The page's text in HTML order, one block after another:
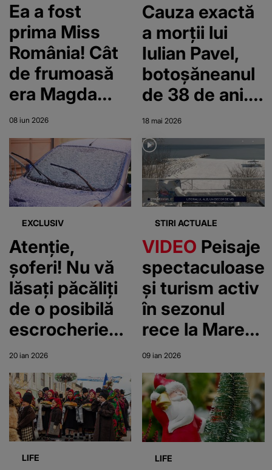
Ea a fost
prima Miss
România! Cât
de frumoasă
era Magda
Demetrescu
08 iun 2026
Cauza exactă
a morții lui
Iulian Pavel,
botoșăneanul
de 38 de ani.
Raportul
medicilor
legiști a fost
contestat de
familie
18 mai 2026
EXCLUSIV
Atenție,
șoferi! Nu vă
lăsați păcăliți
de o posibilă
escrocherie
de sezon
20 ian 2026
STIRI ACTUALE
VIDEO Peisaje
spectaculoase
și turism activ
în sezonul
rece la Marea
Neagră. Totul
e îmbrăcat în
alb
09 ian 2026
LIFE LIFE